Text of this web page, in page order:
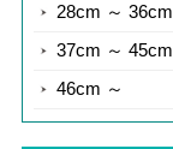
28cm ～ 36cm
37cm ～ 45cm
46cm ～